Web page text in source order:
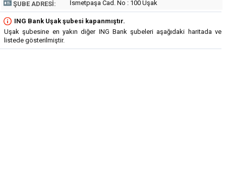
ŞUBE ADRESI: İsmetpaşa Cad. No : 100 Uşak
ING Bank Uşak şubesi kapanmıştır.
Uşak şubesine en yakın diğer ING Bank şubeleri aşağıdaki haritada ve
listede gösterilmiştir.